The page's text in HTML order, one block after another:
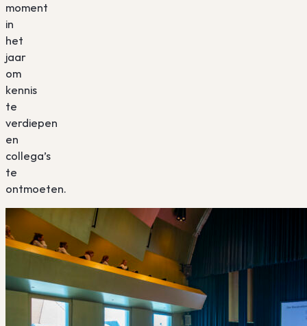
moment
in
het
jaar
om
kennis
te
verdiepen
en
collega’s
te
ontmoeten.